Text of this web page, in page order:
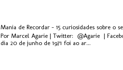
Mania de Recordar - 15 curiosidades sobre o
Por Marcel Agarie | Twitter: @Agarie |
dia 20 de junho de 1971 foi ao ar...